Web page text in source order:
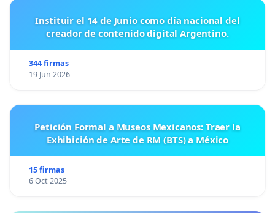
Instituir el 14 de Junio como día nacional del
creador de contenido digital Argentino.
344 firmas
19 Jun 2026
Petición Formal a Museos Mexicanos: Traer la
Exhibición de Arte de RM (BTS) a México
15 firmas
6 Oct 2025